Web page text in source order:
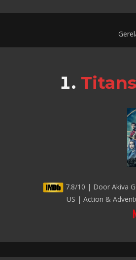
Titans
7.8/10 | Door Akiva
US | Action &